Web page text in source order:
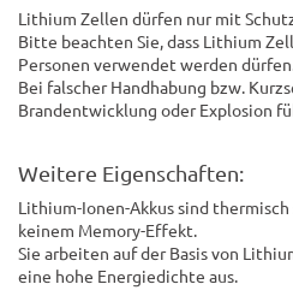
Lithium Zellen dürfen nur mit
Bitte beachten Sie, dass Lithium
Personen verwendet werden
Bei falscher Handhabung bzw.
Brandentwicklung oder Explosion
Weitere Eigenschaften:
Lithium-Ionen-Akkus sind
keinem Memory-Effekt.
Sie arbeiten auf der Basis von
eine hohe Energiedichte aus.